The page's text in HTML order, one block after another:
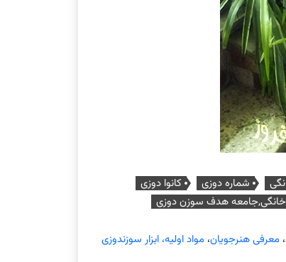
شماره دوزی
کانوا دوزی
هدف سوزن دوزی
،معرفی هنرجویان،مواد اولیه، ابزار سوزندوزی